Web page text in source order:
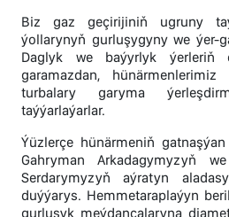
Biz gaz geçirijiniň ugruny
ýollarynyň gurluşygyny we ýer-
Daglyk we baýyrlyk ýerleriň
garamazdan,
turbalary garyma
taýýarlaýarlar.
Ýüzlerçe hünärmeniň
Gahryman Arkadagymyzyň
Serdarymyzyň aýratyn
duýýarys. Hemmetaraplaýyn
gurluşyk meýdançalaryna